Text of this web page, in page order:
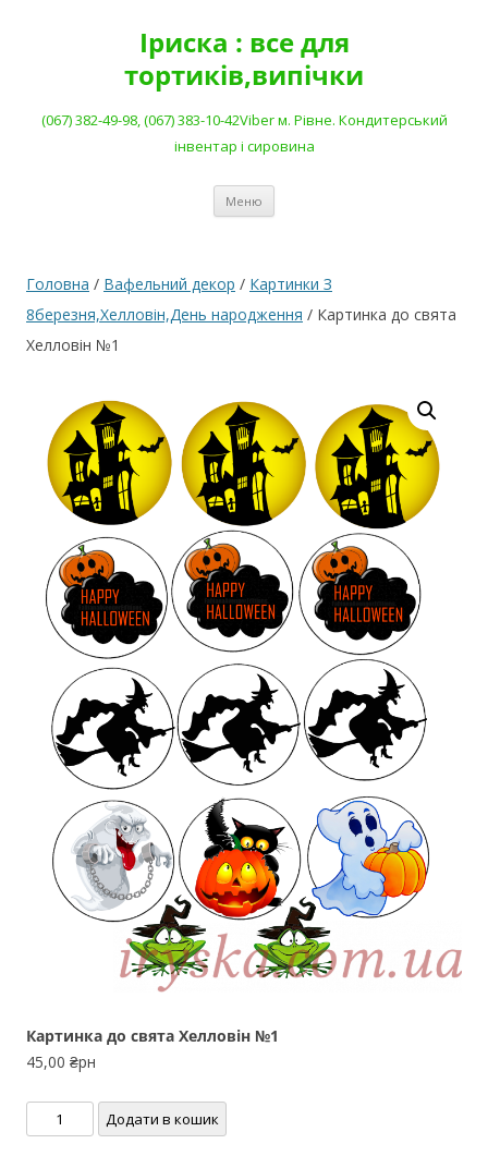
Іриска : все для
тортиків,випічки
(067) 382-49-98, (067) 383-10-42Viber м. Рівне. Кондитерський
інвентар і сировина
Меню
Головна / Вафельний декор / Картинки З
8березня,Хелловін,День народження / Картинка до свята
Хелловін №1
Картинка до свята Хелловін №1
45,00 ₴рн
Картинка
до
Додати в кошик